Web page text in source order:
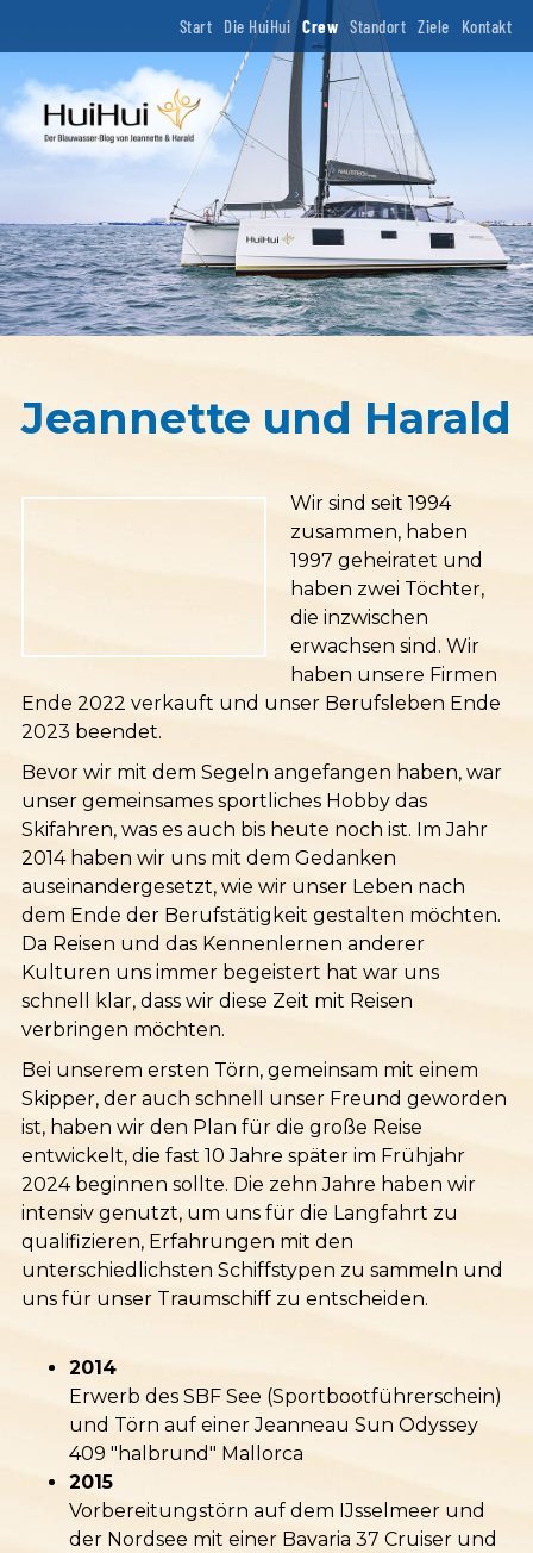
Start Die HuiHui Crew Standort Ziele Kontakt
Jeannette und Harald
Wir sind seit 1994
zusammen, haben
1997 geheiratet und
haben zwei Töchter,
die inzwischen
erwachsen sind. Wir
haben unsere Firmen
Ende 2022 verkauft und unser Berufsleben Ende
2023 beendet.
Bevor wir mit dem Segeln angefangen haben, war
unser gemeinsames sportliches Hobby das
Skifahren, was es auch bis heute noch ist. Im Jahr
2014 haben wir uns mit dem Gedanken
auseinandergesetzt, wie wir unser Leben nach
dem Ende der Berufstätigkeit gestalten möchten.
Da Reisen und das Kennenlernen anderer
Kulturen uns immer begeistert hat war uns
schnell klar, dass wir diese Zeit mit Reisen
verbringen möchten.
Bei unserem ersten Törn, gemeinsam mit einem
Skipper, der auch schnell unser Freund geworden
ist, haben wir den Plan für die große Reise
entwickelt, die fast 10 Jahre später im Frühjahr
2024 beginnen sollte. Die zehn Jahre haben wir
intensiv genutzt, um uns für die Langfahrt zu
qualifizieren, Erfahrungen mit den
unterschiedlichsten Schiffstypen zu sammeln und
uns für unser Traumschiff zu entscheiden.
2014
Erwerb des SBF See (Sportbootführerschein)
und Törn auf einer Jeanneau Sun Odyssey
409 "halbrund" Mallorca
2015
Vorbereitungstörn auf dem IJsselmeer und
der Nordsee mit einer Bavaria 37 Cruiser und